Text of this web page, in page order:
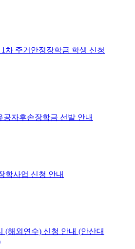
차 주거안정장학금 학생 신청
공자후손장학금 선발 안내
학사업 신청 안내
(해외연수) 신청 안내 (안산대